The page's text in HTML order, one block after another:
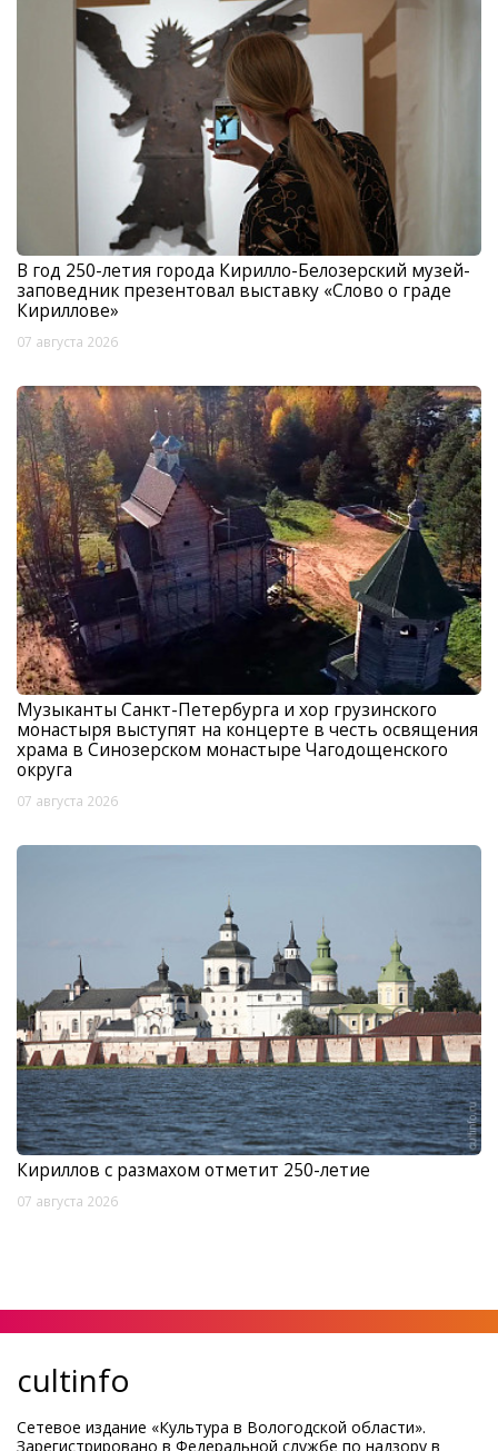
В год 250-летия города Кирилло-Белозерский музей-
заповедник презентовал выставку «Слово о граде
Кириллове»
07 августа 2026
Музыканты Санкт-Петербурга и хор грузинского
монастыря выступят на концерте в честь освящения
храма в Синозерском монастыре Чагодощенского
округа
07 августа 2026
Кириллов с размахом отметит 250-летие
07 августа 2026
cultinfo
Сетевое издание «Культура в Вологодской области».
Зарегистрировано в Федеральной службе по надзору в